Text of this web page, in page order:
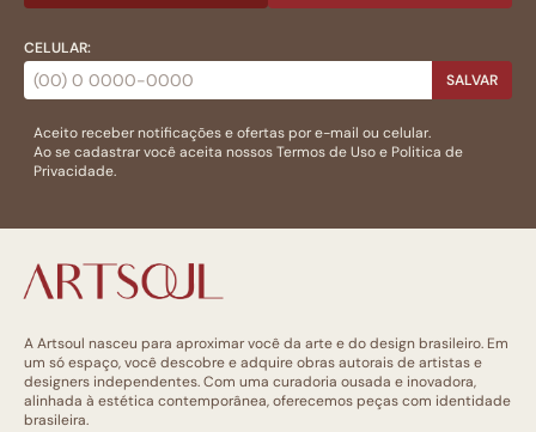
CELULAR:
SALVAR
Aceito receber notificações e ofertas por e-mail ou celular.
Ao se cadastrar você aceita nossosTermos de Usoe Politica de
Privacidade.
A Artsoul nasceu para aproximar você da arte e do design brasileiro. Em
um só espaço, você descobre e adquire obras autorais de artistas e
designers independentes. Com uma curadoria ousada e inovadora,
alinhada à estética contemporânea, oferecemos peças com identidade
brasileira.